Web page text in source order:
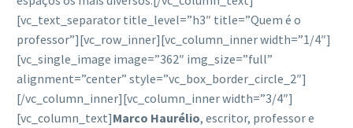
[vc_text_separator title_level=”h3″ title=”Quem é o
professor”][vc_row_inner][vc_column_inner width=”1/4″]
[vc_single_image image=”362″ img_size=”full”
alignment=”center” style=”vc_box_border_circle_2″]
[/vc_column_inner][vc_column_inner width=”3/4″]
[vc_column_text]Marco Haurélio, escritor, professor e